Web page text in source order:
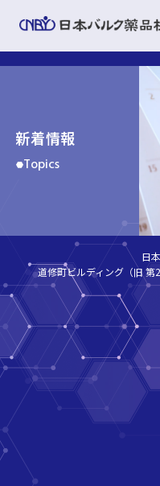
新着情報
Topics
日
道修町ビルディング（旧 第